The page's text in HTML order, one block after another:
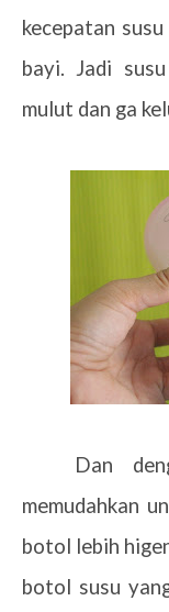
kecepatan
bayi. Jadi
mulut dan ga
Dan
memudahkan
botol lebih
botol susu